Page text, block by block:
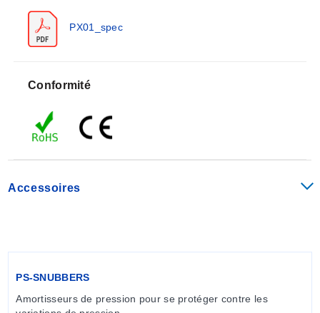
température. Le PX01 est disponible en modèles
manométriques, absolus ou scellés, ainsi qu'en plages
PSI ou métriques. Des raccords à joint torique NPT et
industrielles et hydrauliques.
Consultez le service commercial pour connaître les
unités disponibles avec une construction en Inconel.
PX01_spec
Conformité
Accessoires
PS-SNUBBERS
Amortisseurs de pression pour se protéger contre les